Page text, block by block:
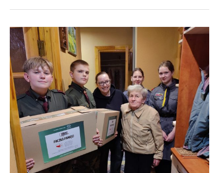
Rodacy-
Bohaterom
na
Litwie